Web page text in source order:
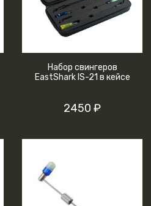
Набор свингеров
EastShark IS-21 в кейсе
2450 ₽